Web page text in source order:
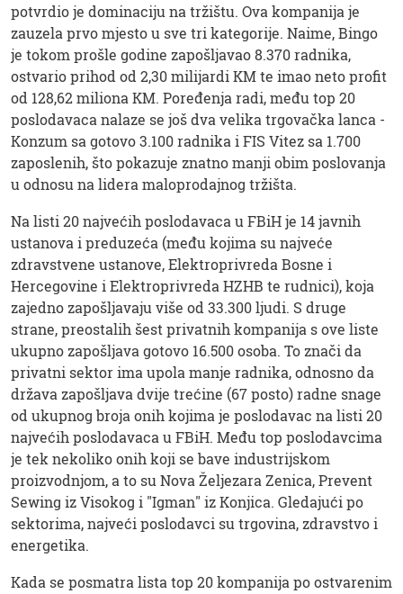
potvrdio je dominaciju na tržištu. Ova kompanija je
zauzela prvo mjesto u sve tri kategorije. Naime, Bingo
je tokom prošle godine zapošljavao 8.370 radnika,
ostvario prihod od 2,30 milijardi KM te imao neto profit
od 128,62 miliona KM. Poređenja radi, među top 20
poslodavaca nalaze se još dva velika trgovačka lanca -
Konzum sa gotovo 3.100 radnika i FIS Vitez sa 1.700
zaposlenih, što pokazuje znatno manji obim poslovanja
u odnosu na lidera maloprodajnog tržišta.
Na listi 20 najvećih poslodavaca u FBiH je 14 javnih
ustanova i preduzeća (među kojima su najveće
zdravstvene ustanove, Elektroprivreda Bosne i
Hercegovine i Elektroprivreda HZHB te rudnici), koja
zajedno zapošljavaju više od 33.300 ljudi. S druge
strane, preostalih šest privatnih kompanija s ove liste
ukupno zapošljava gotovo 16.500 osoba. To znači da
privatni sektor ima upola manje radnika, odnosno da
država zapošljava dvije trećine (67 posto) radne snage
od ukupnog broja onih kojima je poslodavac na listi 20
najvećih poslodavaca u FBiH. Među top poslodavcima
je tek nekoliko onih koji se bave industrijskom
proizvodnjom, a to su Nova Željezara Zenica, Prevent
Sewing iz Visokog i "Igman" iz Konjica. Gledajući po
sektorima, najveći poslodavci su trgovina, zdravstvo i
energetika.
Kada se posmatra lista top 20 kompanija po ostvarenim